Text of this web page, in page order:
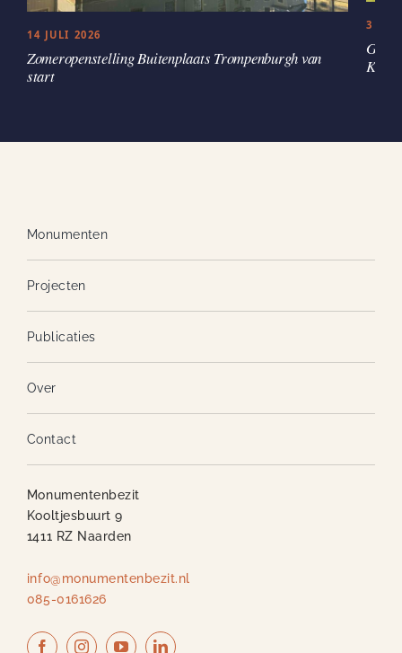
14 JULI 2026
Zomeropenstelling Buitenplaats Trompenburgh van
start
3
Monumenten
Projecten
Publicaties
Over
Contact
Monumentenbezit
Kooltjesbuurt 9
1411 RZ Naarden
info@monumentenbezit.nl
085-0161626